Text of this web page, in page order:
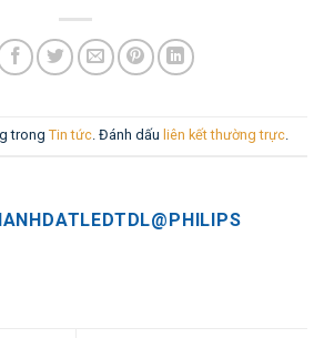
trong Tin tức. Đánh dấu liên kết thường trực.